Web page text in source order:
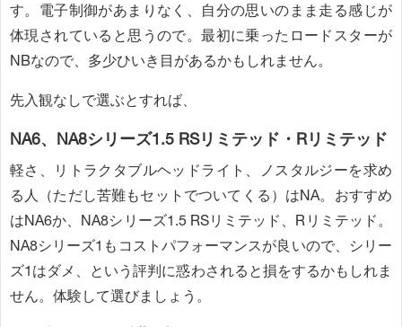
す。電子制御があまりなく、自分の思いのまま走る感じが
体現されていると思うので。最初に乗ったロードスターが
NBなので、多少ひいき目があるかもしれません。
先入観なしで選ぶとすれば、
NA6、NA8シリーズ1.5 RSリミテッド・Rリミテッド
軽さ、リトラクタブルヘッドライト、ノスタルジーを求め
る人（ただし苦難もセットでついてくる）はNA。おすすめ
はNA6か、NA8シリーズ1.5 RSリミテッド、Rリミテッド。
NA8シリーズ1もコストパフォーマンスが良いので、シリー
ズ1はダメ、という評判に惑わされると損をするかもしれま
せん。体験して選びましょう。